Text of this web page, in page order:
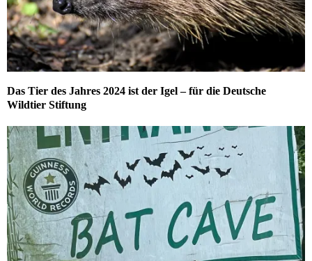
Das Tier des Jahres 2024 ist der Igel – für die Deutsche
Wildtier Stiftung